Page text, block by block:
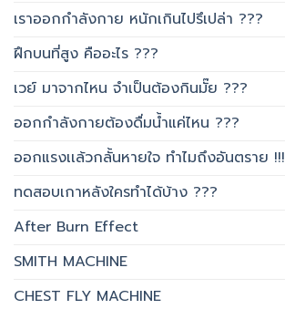
เราออกกำลังกาย หนักเกินไปรึเปล่า ???
ฝึกบนที่สูง คืออะไร ???
เวย์ มาจากไหน จำเป็นต้องกินมั๊ย ???
ออกกำลังกายต้องดื่มน้ำแค่ไหน ???
ออกแรงเเล้วกลั้นหายใจ ทำไมถึงอันตราย !!!
ทดสอบเกาหลังใครทำได้บ้าง ???
After Burn Effect
SMITH MACHINE
CHEST FLY MACHINE